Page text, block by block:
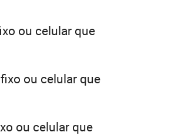
ou celular que
ou celular que
ou celular que